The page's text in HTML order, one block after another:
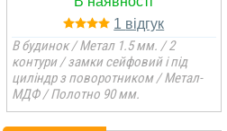
1
В будинок / Метал 1.5 мм. / 2
контури / замки сейфовий і під
циліндр з поворотником / Метал-
МДФ / Полотно 90 мм.